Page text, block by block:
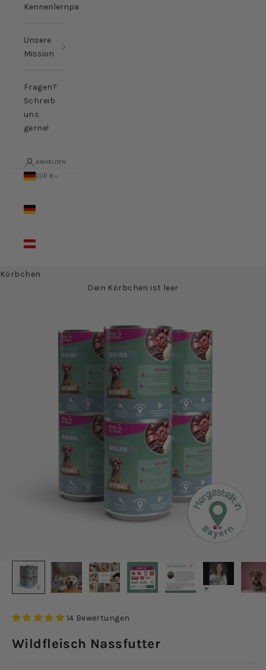
Kennenlernpakete
Unsere
Mission
Fragen?
Schreib
uns
gerne!
ANMELDEN
EUR €
Körbchen
Dein Körbchen ist leer
14 Bewertungen
Wildfleisch Nassfutter